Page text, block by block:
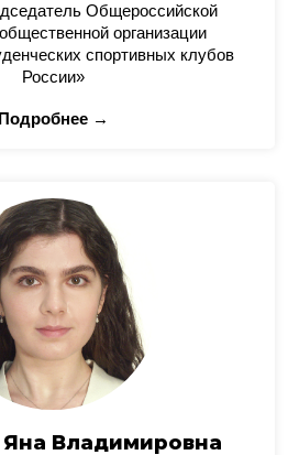
Общероссийской
организации
спортивных клубов
России»
Подробнее →
Владимировна